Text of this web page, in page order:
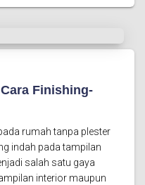
Finishing-
rumah tanpa plester
indah pada tampilan
salah satu gaya
interior maupun